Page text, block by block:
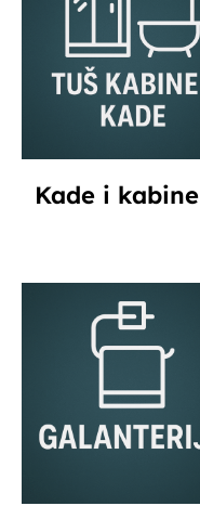
Kade i kabine